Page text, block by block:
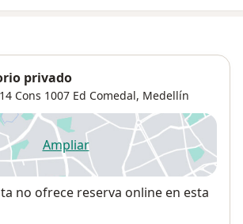
privado
Cons 1007 Ed Comedal, Medellín
Ampliarse abre en una nueva
no ofrece reserva online en esta